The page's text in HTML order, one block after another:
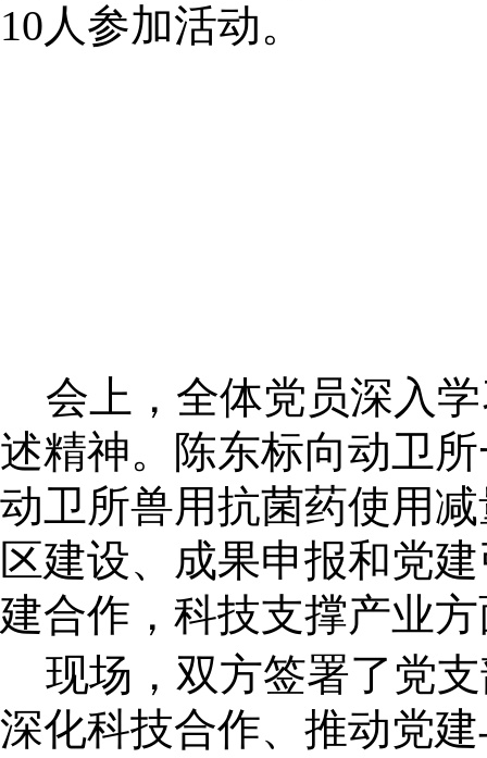
10人参加活动。
会上，全体党员深入
述精神。陈东标向动卫
动卫所兽用抗菌药使用
区建设、成果申报和党
建合作，科技支撑产业
现场，双方签署了党
深化科技合作、推动党